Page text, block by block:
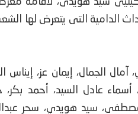
الدامية التى يتعرض لها
آمال الجمال، إيمان عز، إيناس
عادل السيد، أحمد بكر،
مصطفى، سيد هويدي، سحر